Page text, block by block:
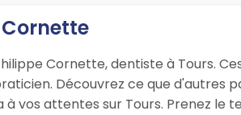
Cornette, dentiste à Tours.
Découvrez ce que
vos attentes sur Tours. Prenez